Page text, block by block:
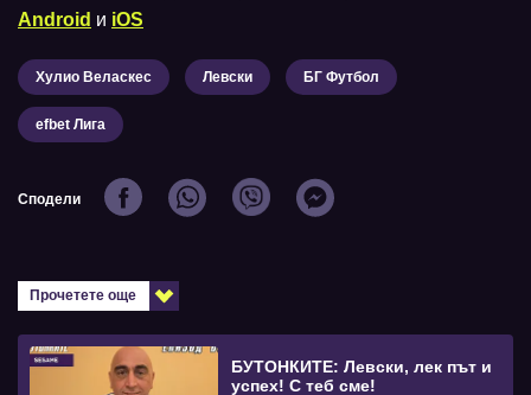
Android и iOS
Хулио Веласкес Левски БГ Футбол
efbet Лига
Сподели
Прочетете още
БУТОНКИТЕ: Левски, лек път и
успех! С теб сме!